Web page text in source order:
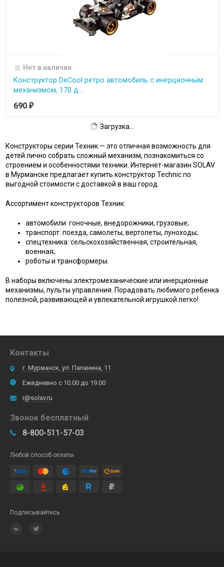
Нет в наличии
Конструктор DeCool ретро автомобиль с инерционным
механизмом, 170 д...
690 ₽
Загрузка...
Конструкторы серии Техник — это отличная возможность для
детей лично собрать сложный механизм, познакомиться со
строением и особенностями техники. Интернет-магазин SOLAV
в Мурманске предлагает купить конструктор Technic по
выгодной стоимости с доставкой в ваш город.
Ассортимент конструкторов Техник:
автомобили: гоночные, внедорожники, грузовые;
транспорт: поезда, самолеты, вертолеты, луноходы;
спецтехника: сельскохозяйственная, строительная,
военная;
роботы и трансформеры.
В наборы включены электромеханические или инерционные
механизмы, пульты управления. Порадовать любимого ребенка
полезной, развивающей и увлекательной игрушкой легко!
Контакты
г. Мурманск, ул. Папанина, 11
Ежедневно с 10.00 до 19.00
r@solav.ru
Звонок бесплатный
8-800-511-57-03
Любой способ оплаты
Подписывайтесь